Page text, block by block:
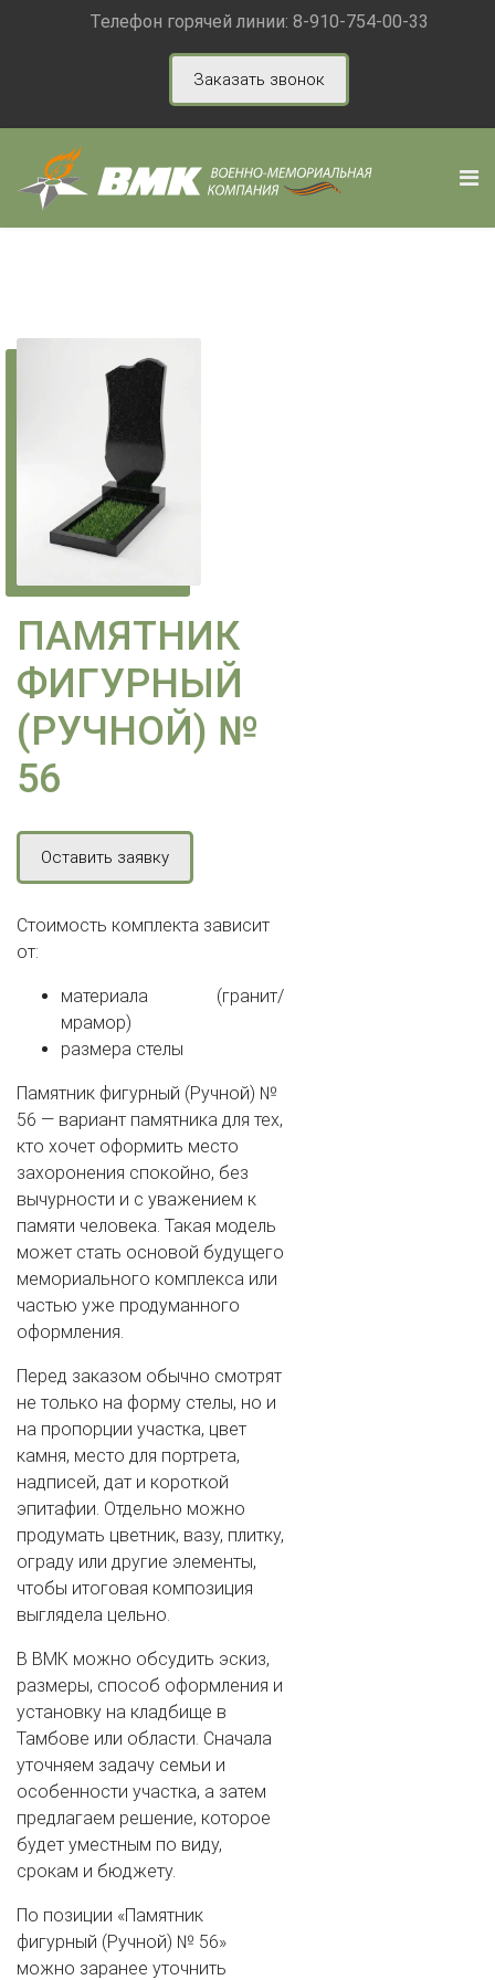
Телефон горячей линии: 8-910-754-00-33
Заказать звонок
ПАМЯТНИК
ФИГУРНЫЙ
(РУЧНОЙ) №
56
Оставить заявку
Стоимость комплекта зависит
от:
материала (гранит/
мрамор)
размера стелы
Памятник фигурный (Ручной) №
56 — вариант памятника для тех,
кто хочет оформить место
захоронения спокойно, без
вычурности и с уважением к
памяти человека. Такая модель
может стать основой будущего
мемориального комплекса или
частью уже продуманного
оформления.
Перед заказом обычно смотрят
не только на форму стелы, но и
на пропорции участка, цвет
камня, место для портрета,
надписей, дат и короткой
эпитафии. Отдельно можно
продумать цветник, вазу, плитку,
ограду или другие элементы,
чтобы итоговая композиция
выглядела цельно.
В ВМК можно обсудить эскиз,
размеры, способ оформления и
установку на кладбище в
Тамбове или области. Сначала
уточняем задачу семьи и
особенности участка, а затем
предлагаем решение, которое
будет уместным по виду,
срокам и бюджету.
По позиции «Памятник
фигурный (Ручной) № 56»
можно заранее уточнить